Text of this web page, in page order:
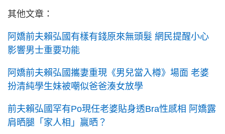
其他文章：
阿嬌前夫賴弘國有樣有錢原來無頭髮 網民提醒小心
影響男士重要功能
阿嬌前夫賴弘國攜妻重現《男兒當入樽》場面 老婆
扮清純學生妹被嘲似爸爸湊女放學
前夫賴弘國罕有Po現任老婆貼身透Bra性感相 阿嬌露
肩晒腿「家人相」贏晒？